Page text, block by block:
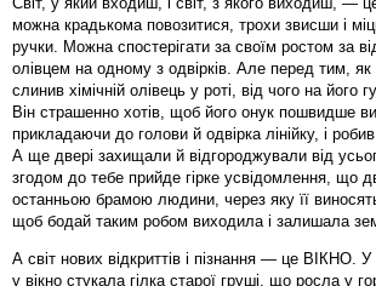
можна крадькома повозитися, трохи звисши і
ручки. Можна спостерігати за своїм ростом за
олівцем на одному з одвірків. Але перед тим,
слинив хімічній олівець у роті, від чого на
Він страшенно хотів, щоб його онук пошвидше
прикладаючи до голови й одвірка лінійку, і
А ще двері захищали й відгороджували від
згодом до тебе прийде гірке усвідомлення, що
останньою брамою людини, через яку її
щоб бодай таким робом виходила і залишала
А світ нових відкриттів і пізнання — це ВІКНО.
у вікно стукала гілка старої груші, що росла у